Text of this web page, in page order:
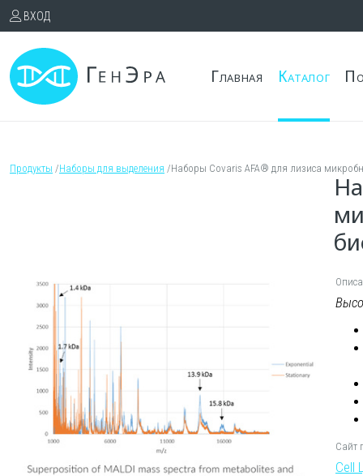
ВХОД
Главная Каталог
Продукты /Наборы для выделения /Наборы Covaris AFA® для лизиса
Сайт
Cell